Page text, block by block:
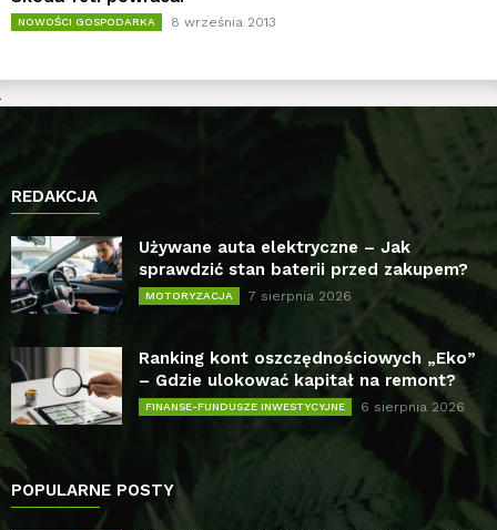
NOWOŚCI GOSPODARKA 8 września 2013
REDAKCJA
Używane auta elektryczne – Jak
sprawdzić stan baterii przed zakupem?
MOTORYZACJA 7 sierpnia 2026
Ranking kont oszczędnościowych „Eko”
– Gdzie ulokować kapitał na remont?
FINANSE-FUNDUSZE INWESTYCYJNE 6 sierpnia 2026
POPULARNE POSTY